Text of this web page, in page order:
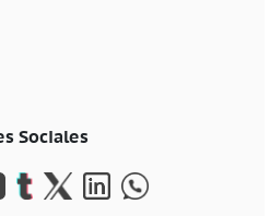
Sociales